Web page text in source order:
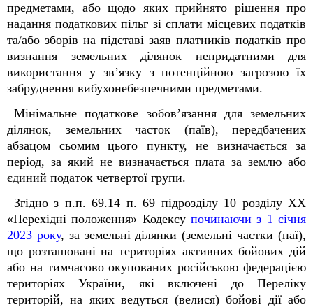
предметами, або щодо яких прийнято рішення про
надання податкових пільг зі сплати місцевих податків
та/або зборів на підставі заяв платників податків про
визнання земельних ділянок непридатними для
використання у зв’язку з потенційною загрозою їх
забруднення вибухонебезпечними предметами.
Мінімальне податкове зобов’язання для земельних
ділянок, земельних часток (паїв), передбачених
абзацом сьомим цього пункту, не визначається за
період, за який не визначається плата за землю або
єдиний податок четвертої групи.
Згідно з п.п. 69.14 п. 69 підрозділу 10 розділу ХХ
«Перехідні положення» Кодексу починаючи з 1 січня
2023 року, за земельні ділянки (земельні частки (паї),
що розташовані на територіях активних бойових дій
або на тимчасово окупованих російською федерацією
територіях України, які включені до Переліку
територій, на яких ведуться (велися) бойові дії або